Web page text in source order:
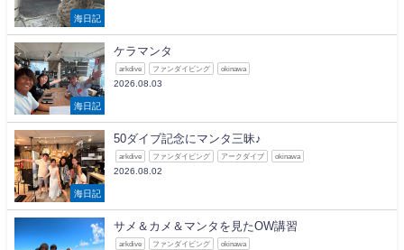
海日記
海日記
ケラマンタ
arkdive ファンダイビング okinawa
2026.08.03
海日記
50ダイブ記念にマンタ三昧♪
arkdive ファンダイビング アークダイブ okinawa
2026.08.02
サメ＆カメ＆マンタを見たOW講習
arkdive ファンダイビング okinawa